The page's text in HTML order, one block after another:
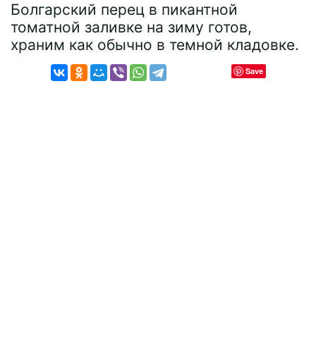
Болгарский перец в пикантной
томатной заливке на зиму готов,
храним как обычно в темной кладовке.
Save